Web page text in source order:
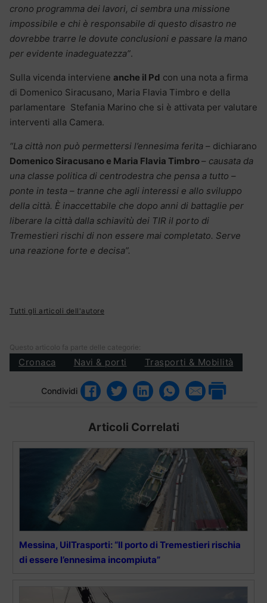
crono programma dei lavori, ci sembra una missione
impossibile e chi è responsabile di questo disastro ne
dovrebbe trarre le dovute conclusioni e passare la mano
per evidente inadeguatezza”.
Sulla vicenda interviene anche il Pd con una nota a firma
di Domenico Siracusano, Maria Flavia Timbro e della
parlamentare Stefania Marino che si è attivata per valutare
interventi alla Camera.
“La città non può permettersi l’ennesima ferita – dichiarano
Domenico Siracusano e Maria Flavia Timbro– causata da
una classe politica di centrodestra che pensa a tutto –
ponte in testa – tranne che agli interessi e allo sviluppo
della città. È inaccettabile che dopo anni di battaglie per
liberare la città dalla schiavitù dei TIR il porto di
Tremestieri rischi di non essere mai completato. Serve
una reazione forte e decisa”.
Tutti gli articoli dell'autore
Questo articolo fa parte delle categorie:
Cronaca Navi & porti Trasporti & Mobilità
Condividi
Articoli Correlati
Messina, UilTrasporti: “Il porto di Tremestieri rischia
di essere l’ennesima incompiuta”